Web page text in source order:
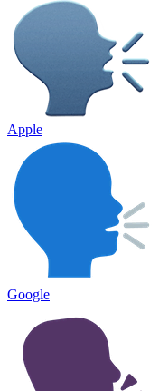
Apple
Google